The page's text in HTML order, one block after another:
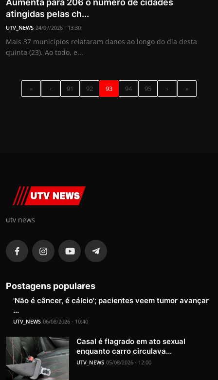
Aumenta para 206 o número de cidades
atingidas pelas ch...
UTV_NEWS 24/07/2026 - 13:30
Mais 37 municípios relataram danos ao longo do dia desta
quinta (23). Ao todo, e...
« ‹ 91 92 93 94 95 › »
utv news
Postagens populares
'Não é câncer, é cálcio'; pacientes veem tumor avançar
...
UTV_NEWS 06/08/2026 - 10:40
Casal é flagrado em ato sexual
enquanto carro circulava...
UTV_NEWS 05/08/2026 - 12:00